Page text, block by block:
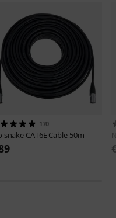
170
snake CAT6E Cable 50m